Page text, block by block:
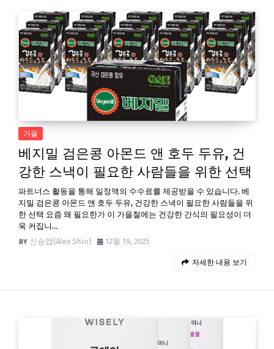
가을
베지밀 검은콩 아몬드 앤 호두 두유, 건
강한 스낵이 필요한 사람들을 위한 선택
파트너스 활동을 통해 일정액의 수수료를 제공받을 수 있습니다. 베
지밀 검은콩 아몬드 앤 호두 두유, 건강한 스낵이 필요한 사람들을 위
한 선택 요즘 왜 필요한가 이 가을철에는 건강한 간식의 필요성이 더
욱 커집니…
신승엽(Alex Shin)
12월 19, 2025
자세한 내용 보기